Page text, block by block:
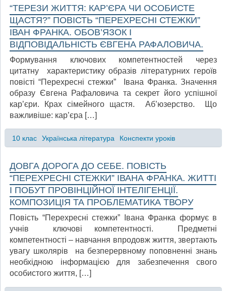
“ТЕРЕЗИ ЖИТТЯ: КАР’ЄРА ЧИ ОСОБИСТЕ
ЩАСТЯ?” ПОВІСТЬ “ПЕРЕХРЕСНІ СТЕЖКИ”
ІВАН ФРАНКА. ОБОВ’ЯЗОК І
ВІДПОВІДАЛЬНІСТЬ ЄВГЕНА РАФАЛОВИЧА.
Формування ключових компетентностей через
цитатну характеристику образів літературних героїв
повісті “Перехресні стежки” Івана Франка. Значення
образу Євгена Рафаловича та секрет його успішної
кар’єри. Крах сімейного щастя. Аб’юзерство. Що
важливіше: кар’єра […]
10 клас Українська література Конспекти уроків
ДОВГА ДОРОГА ДО СЕБЕ. ПОВІСТЬ
“ПЕРЕХРЕСНІ СТЕЖКИ” ІВАНА ФРАНКА. ЖИТТІ
І ПОБУТ ПРОВІНЦІЙНОЇ ІНТЕЛІГЕНЦІЇ.
КОМПОЗИЦІЯ ТА ПРОБЛЕМАТИКА ТВОРУ
Повість “Перехресні стежки” Івана Франка формує в
учнів ключові компетентності. Предметні
компетентності – навчання впродовж життя, звертають
увагу школярів на безперервному поповненні знань
необхідною інформацією для забезпечення свого
особистого життя, […]